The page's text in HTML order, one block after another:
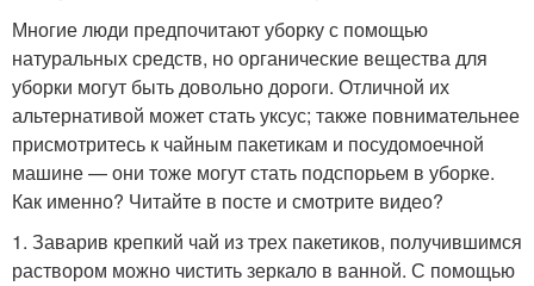
Многие люди предпочитают уборку с помощью
натуральных средств, но органические вещества для
уборки могут быть довольно дороги. Отличной их
альтернативой может стать уксус; также повнимательнее
присмотритесь к чайным пакетикам и посудомоечной
машине — они тоже могут стать подспорьем в уборке.
Как именно? Читайте в посте и смотрите видео?
1. Заварив крепкий чай из трех пакетиков, получившимся
раствором можно чистить зеркало в ванной. С помощью